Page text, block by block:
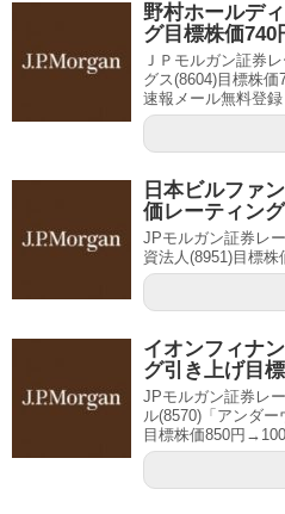
野村ホールデ
グ目標株価
ＪＰモルガン証券
グス(8604)目標株
速報メール無料登
日本ビルファ
価レーティング
JPモルガン証券レ
資法人(8951)目標
イオンフィナ
グ引き上げ目
JPモルガン証券レ
ル(8570)「アンダ
目標株価850円